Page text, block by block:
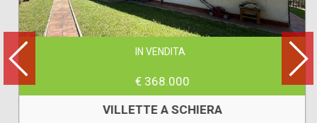
IN VENDITA
€ 368.000
VILLETTE A SCHIERA